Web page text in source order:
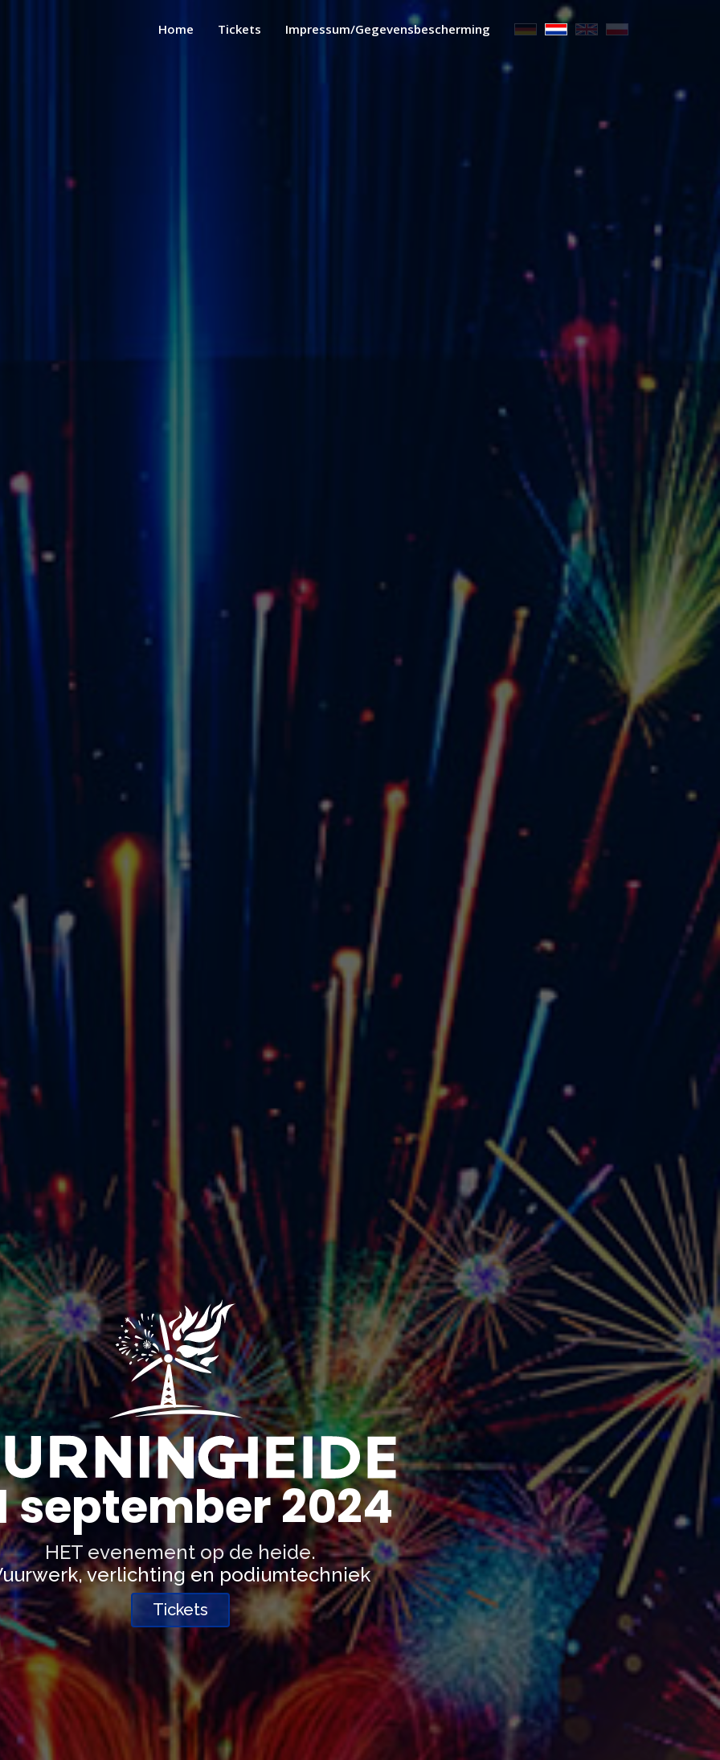
Home Tickets Impressum/Gegevensbescherming
september 2024
HET evenement op de heide.
verlichting en podiumtechniek
Tickets